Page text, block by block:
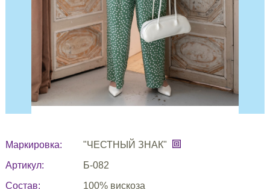
Маркировка:
"ЧЕСТНЫЙ ЗНАК"
Артикул:
Б-082
Состав:
100% вискоза